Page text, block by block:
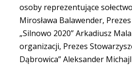
osoby reprezentujące
Mirosława Balawender,
„Silnowo 2020” Arkadiusz
organizacji, Prezes
Dąbrowica” Aleksander